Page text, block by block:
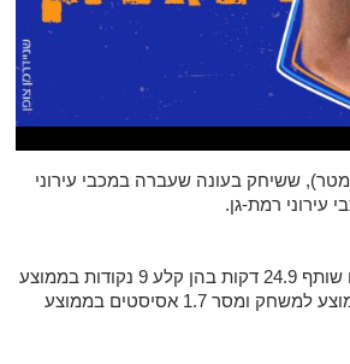
הכדורסלן הצעיר דורי סהר, (23, 1.95 מטר), ששיחק בעונה שעברה במכבי עירוני
עירוני רמת-גן.
סהר שיחק העונה ב-22 משחקים בהם שותף 24.9 דקות בהן קלע 9 נקודות בממוצע
למשחק, הוריד 4.5 כדורים חוזרים בממוצע למשחק ומסר 1.7 אסיסטים בממוצע